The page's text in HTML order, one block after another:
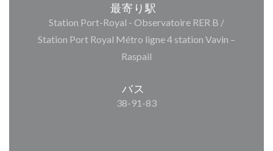
最寄り駅
Station Port-Royal - Observatoire RER B /
Station Port Royal Métro ligne 4 station Vavin –
Raspail
バス
38-91-83